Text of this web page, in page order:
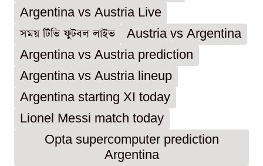
Argentina vs Austria Live
সময় টিভি ফুটবল লাইভ
Austria vs Argentina
Argentina vs Austria prediction
Argentina vs Austria lineup
Argentina starting XI today
Lionel Messi match today
Opta supercomputer prediction
Argentina